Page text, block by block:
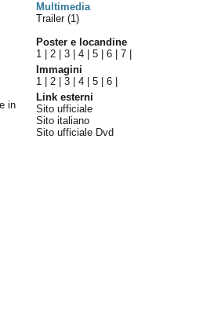
Multimedia
in
Trailer (1)
Poster e locandine
1 |2 |3 |4 |5 |6 |7
Immagini
1 |2 |3 |4 |5 |6
Link esterni
Sito ufficiale
Sito italiano
Sito ufficiale Dvd